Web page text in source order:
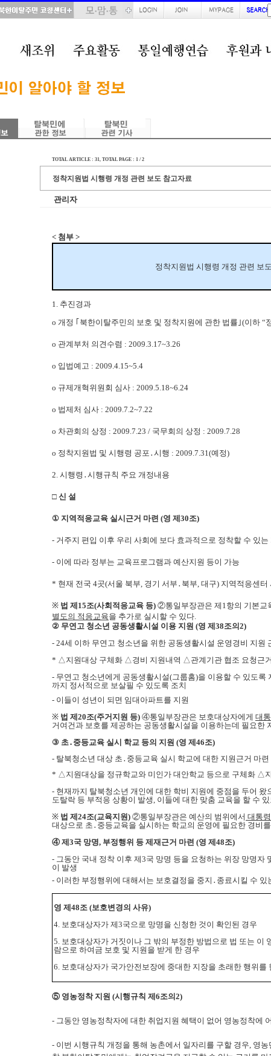
TOTAL ARTICLE : 31, TOTAL PAGE : 1 / 2
정착지원법 시행령 개정 관련 보도 참고자료
관리자
< 첨부 >
정착지원법 시행령 개정 관련 보
1. 추진경과
o 개정 ｢북한이탈주민의 보호 및 정착지원에 관한 법률｣(이하 “
o 관계부처 의견수렴 : 2009.3.17~3.26
o 입법예고 : 2009.4.15~5.4
o 규제개혁위원회 심사 : 2009.5.18~6.24
o 법제처 심사 : 2009.7.2~7.22
o 차관회의 상정 : 2009.7.23 / 국무회의 상정 : 2009.7.28
o 정착지원법 및 시행령 공포․시행 : 2009.7.31(예정)
2. 시행령․시행규칙 주요 개정내용
□ 신 설
① 지역적응교육 실시근거 마련 (영 제30조)
- 거주지 편입 이후 우리 사회에 보다 효과적으로 정착할 수 있는
- 이에 따라 정부는 교육프로그램과 예산지원 등이 가능
* 현재 전국 4곳(서울 북부, 경기 서부․북부, 대구) 지역적응센터
※ 법 제15조(사회적응교육 등) ②통일부장관은 제1항의 기본교
별도의 적응교육을 추가로 실시할 수 있다.
② 무연고 청소년 공동생활시설 이용 지원 (영 제38조의2)
- 24세 이하 무연고 청소년을 위한 공동생활시설 운영경비 지원
* △지원대상 구체화 △경비 지원내역 △관계기관 협조 요청근
- 무연고 청소년에게 공동생활시설(그룹홈)을 이용할 수 있도록
까지 정서적으로 보살필 수 있도록 조치
- 이들이 성년이 되면 임대아파트를 지원
※ 법 제20조(주거지원 등) ④통일부장관은 보호대상자에게 대
거여건과 보호를 제공하는 공동생활시설을 이용하는데 필요한
③ 초․중등교육 실시 학교 등의 지원 (영 제46조)
- 탈북청소년 대상 초․중등교육 실시 학교에 대한 지원근거 마련
* △지원대상을 정규학교와 미인가 대안학교 등으로 구체화 △
- 현재까지 탈북청소년 개인에 대한 학비 지원에 중점을 두어 왔
도탈락 등 부적 응 상황이 발생, 이들에 대한 맞춤 교육을 할 수
※ 법 제24조(교육지원) ②통일부장관은 예산의 범위에서 대통
대상으로 초․중등교육을 실시하는 학교의 운영에 필요한 경비
④ 제3국 망명, 부정행위 등 제재근거 마련 (영 제48조)
- 그동안 국내 정착 이후 제3국 망명 등을 요청하는 위장 망명자
이 발생
- 이러한 부정행위에 대해서는 보호결정을 중지․종료시킬 수 있
영 제48조 (보호변경의 사유)
4. 보호대상자가 제3국으로 망명을 신청한 것이 확인된 경우
5. 보호대상자가 거짓이나 그 밖의 부정한 방법으로 법 또는 이
람으로 하여금 보호 및 지원을 받게 한 경우
6. 보호대상자가 국가안전보장에 중대한 지장을 초래한 행위를
⑤ 영농정착 지원 (시행규칙 제6조의2)
- 그동안 영농정착자에 대한 취업지원 혜택이 없어 영농정착에
- 이번 시행규칙 개정을 통해 농촌에서 일자리를 구할 경우, 영